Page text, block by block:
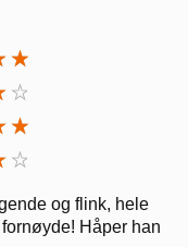
og flink, hele
Håper han